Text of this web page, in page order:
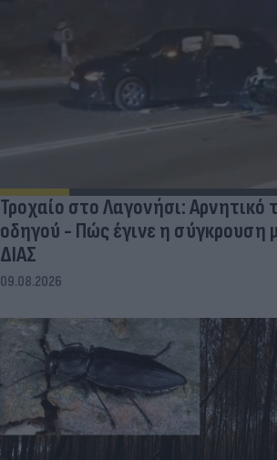
Τροχαίο στο Λαγονήσι: Αρνητικό
οδηγού - Πώς έγινε η σύγκρουση
ΔΙΑΣ
09.08.2026